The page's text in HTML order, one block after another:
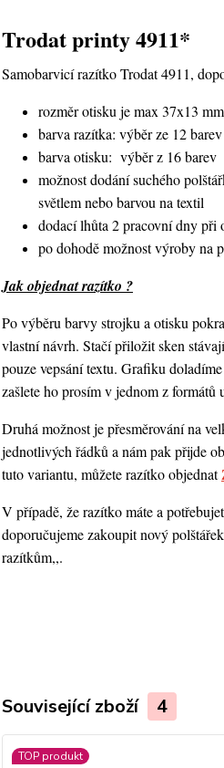
Trodat printy 4911*
Samobarvicí razítko Trodat 4911,
rozměr otisku je max 37x13 mm
barva razítka: výběr ze 12 barev
barva otisku: výběr z 16 barev
možnost dodání suchého
světlem nebo barvou na textil
dodací lhůta 2 pracovní dny při
po dohodě možnost výroby na
Jak objednat razítko ?
Po výběru barvy strojku a otisku
vlastní návrh. Stačí přiložit sken
pouze vepsání textu. Grafiku
zašlete ho prosím v jednom z formátů
Druhá možnost je přesměrování na
jednotlivých řádků a nám pak přijde
tuto variantu, můžete razítko objednat
V případě, že razítko máte a
doporučujeme zakoupit nový
razítkům,,.
Související zboží 4
TOP produkt